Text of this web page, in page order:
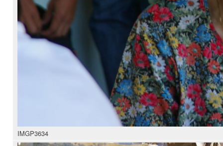
IMGP3634